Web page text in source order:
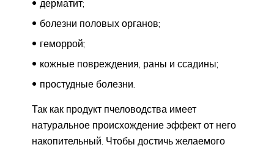
дерматит;
болезни половых органов;
геморрой;
кожные повреждения, раны и ссадины;
простудные болезни.
Так как продукт пчеловодства имеет
натуральное происхождение эффект от него
накопительный. Чтобы достичь желаемого